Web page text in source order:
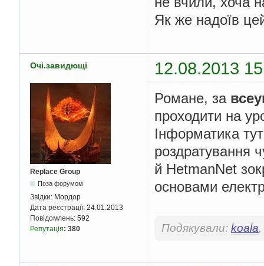
Як же надоїв
Очі.завидющі 12.08.2013
Replace Group
Поза форумом
Звідки: Мордор
Дата реєстрації: 24.01.2013
Повідомлень: 592
Репутація: 380
Романе, за
проходити на
Інформатика
роздратування
й HetmanNet
основами
Подякували: koala,